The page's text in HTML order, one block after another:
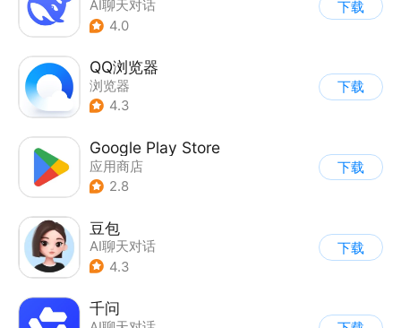
AI聊天对话
4.0
下载
QQ浏览器
浏览器
4.3
下载
Google Play Store
应用商店
2.8
下载
豆包
AI聊天对话
4.3
下载
千问